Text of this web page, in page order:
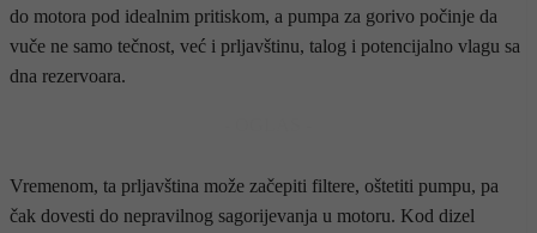
do motora pod idealnim pritiskom, a pumpa za gorivo počinje da
vuče ne samo tečnost, već i prljavštinu, talog i potencijalno vlagu sa
dna rezervoara.
Vremenom, ta prljavština može začepiti filtere, oštetiti pumpu, pa
čak dovesti do nepravilnog sagorijevanja u motoru. Kod dizel